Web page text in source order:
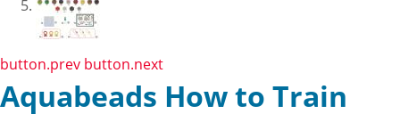
button.prev button.next
Aquabeads How to Train